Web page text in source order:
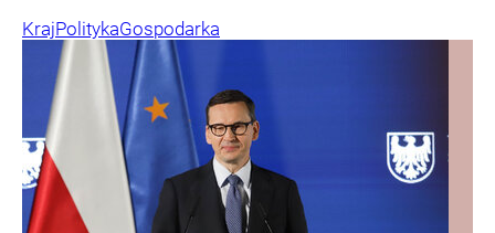
KrajPolitykaGospodarka